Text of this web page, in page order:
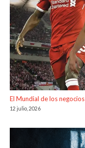
El Mundial de los negocios
12 julio, 2026